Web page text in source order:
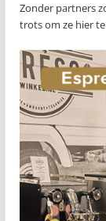
Zonder partners
trots om ze hier